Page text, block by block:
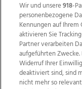
Wir und unsere918-
personenbezogene
Kennungen auf
aktivieren Sie
Partner verarbeiten
aufgeführten
Widerruf Ihrer
deaktiviert sind, sind
nicht mehr so